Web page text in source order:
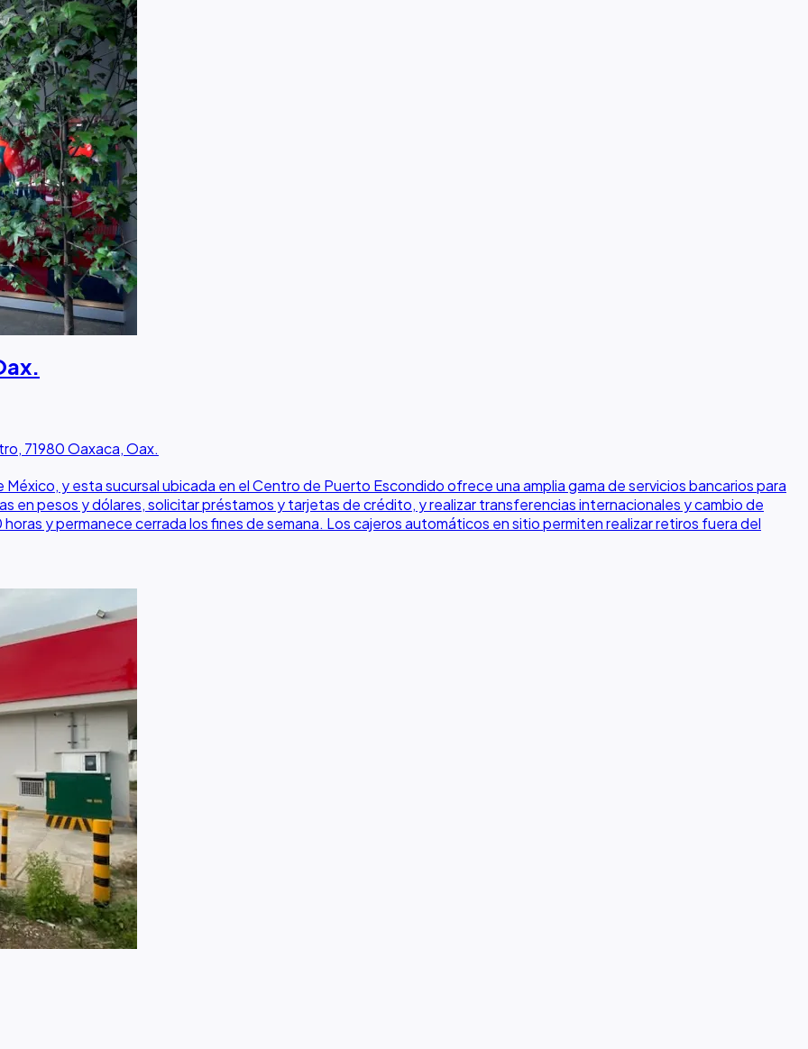
71980 Oaxaca, Oax.
y esta sucursal ubicada en el Centro de Puerto Escondido ofrece una amplia gama de servicios bancarios para
en pesos y dólares, solicitar préstamos y tarjetas de crédito, y realizar transferencias internacionales y cambio de
y permanece cerrada los fines de semana. Los cajeros automáticos en sitio permiten realizar retiros fuera del